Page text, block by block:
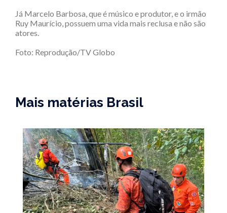
Já Marcelo Barbosa, que é músico e produtor, e o irmão
Ruy Maurício, possuem uma vida mais reclusa e não são
atores.
Foto: Reprodução/TV Globo
Mais matérias Brasil